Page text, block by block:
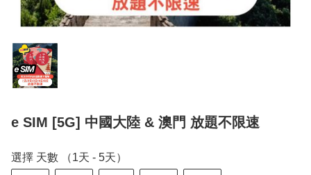
e SIM [5G] 中國大陸 & 澳門 放題不限速
選擇 天數 （1天 - 5天）